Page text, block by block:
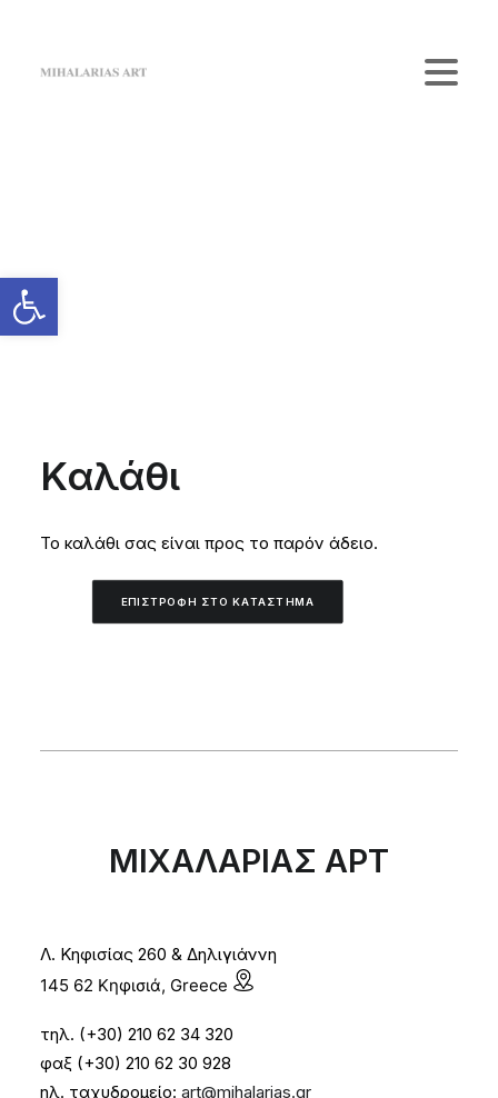
Καλάθι
Το καλάθι σας είναι προς το παρόν άδειο.
ΕΠΙΣΤΡΟΦΉ ΣΤΟ ΚΑΤΆΣΤΗΜΑ
ΜΙΧΑΛΑΡΙΑΣ ΑΡΤ
Λ. Κηφισίας 260 & Δηλιγιάννη
145 62 Κηφισιά, Greece
τηλ. (+30) 210 62 34 320
φαξ (+30) 210 62 30 928
ηλ. ταχυδρομείο: art@mihalarias.gr